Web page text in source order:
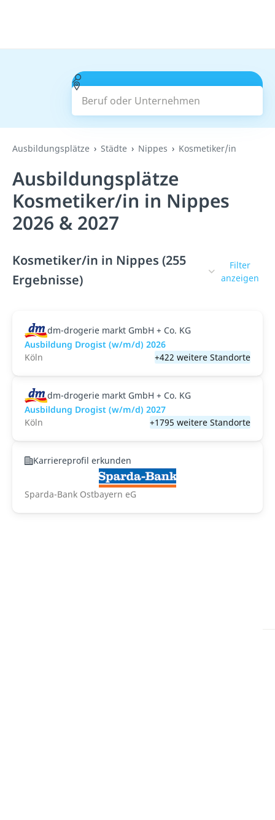
Beruf oder Unternehmen
Suchen
Ausbildungsplätze Städte Nippes Kosmetiker/in
Ausbildungsplätze
Kosmetiker/in in Nippes
2026 & 2027
Kosmetiker/in in Nippes (255
Ergebnisse)
Filter
anzeigen
dm-drogerie markt GmbH + Co. KG
Ausbildung Drogist (w/m/d) 2026
Köln
+422 weitere Standorte
dm-drogerie markt GmbH + Co. KG
Ausbildung Drogist (w/m/d) 2027
Köln
+1795 weitere Standorte
Karriereprofil erkunden
Sparda-Bank Ostbayern eG